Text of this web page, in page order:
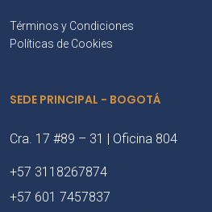
Términos y Condiciones
Políticas de Cookies
SEDE PRINCIPAL - BOGOTÁ
Cra. 17 #89 – 31 | Oficina 804
+57 3118267874
+57 601 7457837